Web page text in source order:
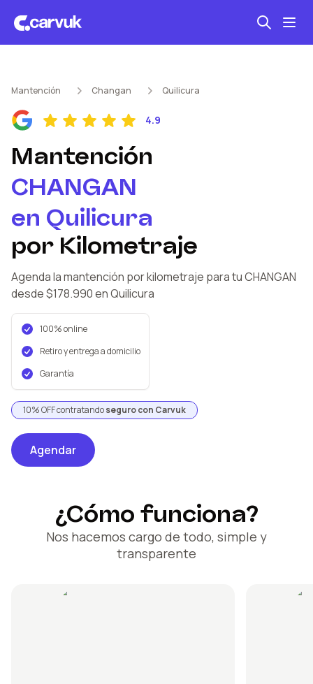
Mantención kilometraje
Revisión técnica
Mantención Changan Quilicura
4.9
Mantención
CHANGAN
en Quilicura
por Kilometraje
Agenda la mantención por kilometraje para tu CHANGAN
desde $178.990en Quilicura
100% online
Retiro y entrega a domicilio
Garantía
10% OFF contratandoseguro con Carvuk
Agendar
¿Cómo funciona?
Nos hacemos cargo de todo, simple y
transparente